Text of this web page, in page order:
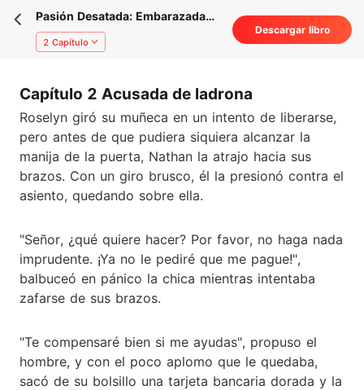
Pasión Desatada: Embarazada
del Hijo del Presidente
2 Capítulo
Descargar libro
Capítulo 2 Acusada de ladrona
Roselyn giró su muñeca en un intento de liberarse,
pero antes de que pudiera siquiera alcanzar la
manija de la puerta, Nathan la atrajo hacia sus
brazos. Con un giro brusco, él la presionó contra el
asiento, quedando sobre ella.
"Señor, ¿qué quiere hacer? Por favor, no haga nada
imprudente. ¡Ya no le pediré que me pague!",
balbuceó en pánico la chica mientras intentaba
zafarse de sus brazos.
"Te compensaré bien si me ayudas", propuso el
hombre, y con el poco aplomo que le quedaba,
sacó de su bolsillo una tarjeta bancaria dorada y la